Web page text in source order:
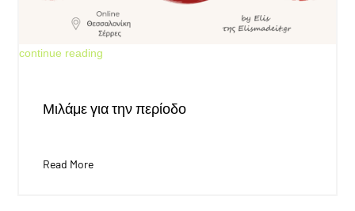
Jun 4, 2026
Μιλάμε για την περίοδο
Read More
continue reading